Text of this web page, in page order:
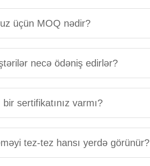
üçün MOQ nədir?
necə ödəniş edirlər?
bir sertifikatınız varmı?
tez-tez hansı yerdə görünür?